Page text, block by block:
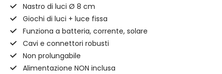
Nastro di luci Ø 8 cm
Giochi di luci + luce fissa
Funziona a batteria, corrente, solare
Cavi e connettori robusti
Non prolungabile
Alimentazione NON inclusa